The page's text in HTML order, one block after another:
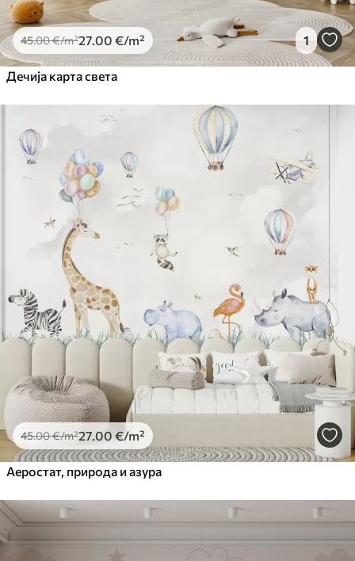
45.00€/m²27 .00 €/m² 1
Дечија карта света
45.00€/m²27 .00 €/m²
Аеростат, природа и азура